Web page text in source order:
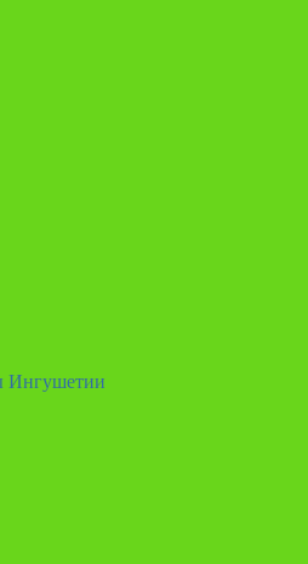
Ингушетии